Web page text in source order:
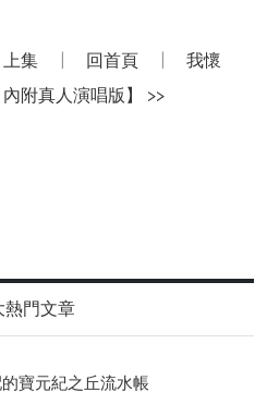
上集 回首頁
我懷
附真人演唱版】 >>
熱門文章
寶元紀之丘流水帳